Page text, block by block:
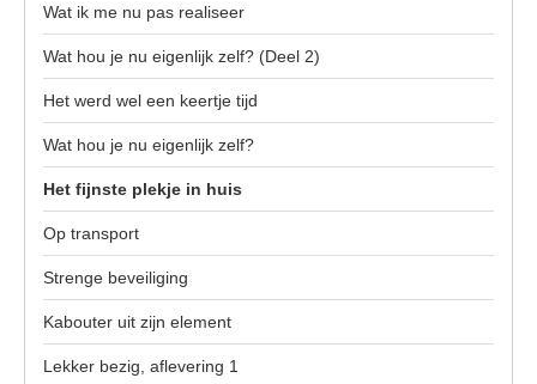
Wat ik me nu pas realiseer
Wat hou je nu eigenlijk zelf? (Deel 2)
Het werd wel een keertje tijd
Wat hou je nu eigenlijk zelf?
Het fijnste plekje in huis
Op transport
Strenge beveiliging
Kabouter uit zijn element
Lekker bezig, aflevering 1